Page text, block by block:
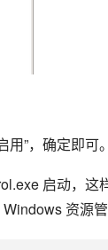
”，确定即可。
启动，这
资源